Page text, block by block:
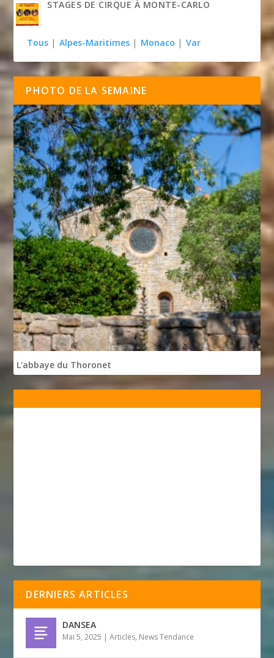
STAGES DE CIRQUE À MONTE-CARLO
Tous | Alpes-Maritimes | Monaco | Var
PHOTO DE LA SEMAINE
L'abbaye du Thoronet
DERNIERS ARTICLES
DANSEA
Mai 5, 2025 |Articles, News Tendance